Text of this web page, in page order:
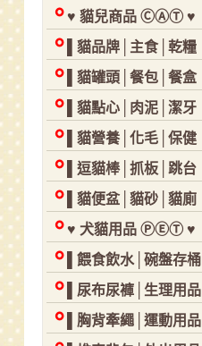
♥ 貓兒商品 ⒸⒶⓉ ♥
▌貓品牌│主食│乾糧
▌貓罐頭│餐包│餐盒
▌貓點心│肉泥│潔牙
▌貓營養│化毛│保健
▌逗貓棒│抓板│跳台
▌貓便盆│貓砂│貓廁
♥ 犬貓用品 ⓅⒺⓉ ♥
▌餵食飲水│碗盤存桶
▌尿布尿褲│生理用品
▌胸背牽繩│運動用品